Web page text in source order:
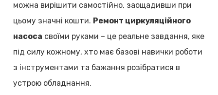
можна вирішити самостійно, заощадивши при
цьому значні кошти. Ремонт циркуляційного
насоса своїми руками – це реальне завдання, яке
під силу кожному, хто має базові навички роботи
з інструментами та бажання розібратися в
устрою обладнання.